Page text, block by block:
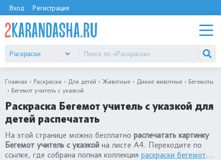
Вход Регистрация
Главная Раскраски Для детей Животные Дикие животные
Бегемоты
Бегемот учитель с указкой
Раскраска Бегемот учитель с указкой для
детей распечатать
На этой странице можно бесплатно распечатать картинку
Бегемот учитель с указкой на листе А4. Переходите по
ссылке, где собрана полная коллекция раскраски бегемоты